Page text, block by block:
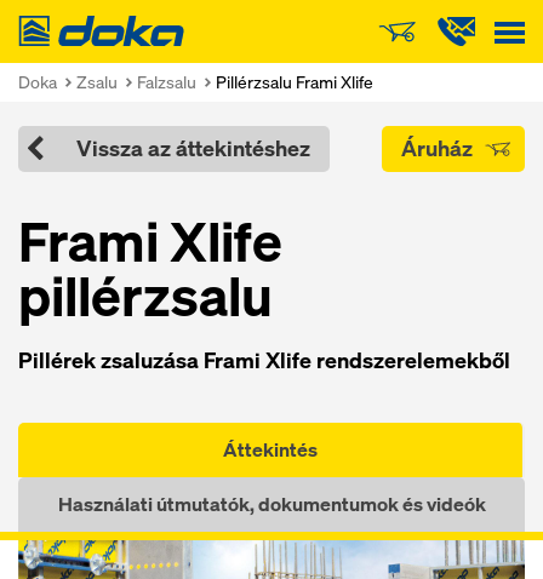
Doka
Doka Zsalu Falzsalu Pillérzsalu Frami Xlife
Vissza az áttekintéshez Áruház
Frami Xlife
pillérzsalu
Pillérek zsaluzása Frami Xlife rendszerelemekből
Áttekintés
Használati útmutatók, dokumentumok és videók